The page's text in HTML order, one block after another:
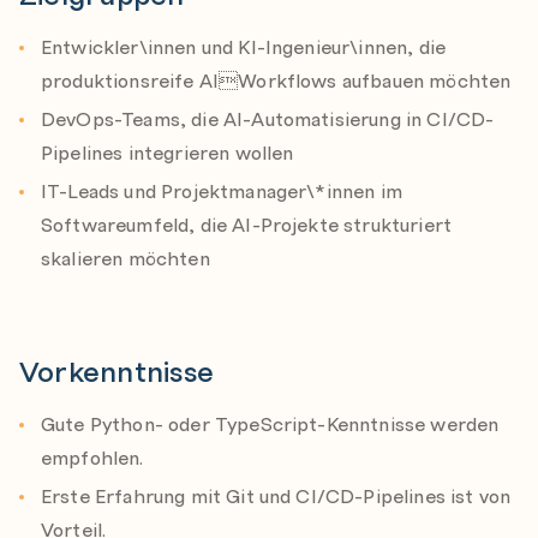
.prompt.md: Wiederverwendbare Prompt-Templates
.context.md: Kontextdefinitionen und Grenzen
.spec.md, .memory.md, .chatmode.md: Spezialisierte
Primitives
Strategien für klare Kontextgrenzen und gezielte
Input-Gestaltung
Hands-on: Entwicklung eines ersten Reliable-Agenten
Strukturierung, Testing und Iteration
Debugging-Strategien für AI-Workflows
Vertiefung: Testing & Monitoring von AI-Agenten
Testing-Strategien: Unit-Tests für Primitives,
Integration-Tests für Workflows
Entwickler\innen und KI-Ingenieur\innen, die
produktionsreife AIWorkflows aufbauen möchten
DevOps-Teams, die AI-Automatisierung in CI/CD-
Pipelines integrieren wollen
IT-Leads und Projektmanager\*innen im
Softwareumfeld, die AI-Projekte strukturiert
skalieren möchten
Vorkenntnisse
Gute Python- oder TypeScript-Kenntnisse werden
empfohlen.
Erste Erfahrung mit Git und CI/CD-Pipelines ist von
Vorteil.